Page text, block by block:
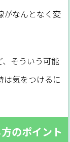
がなんとなく変
そういう可能
は気をつけるに
のポイント